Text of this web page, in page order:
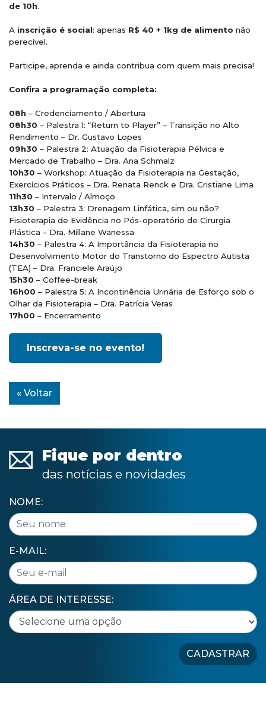
de 10h.
A inscrição é social: apenas R$ 40 + 1kg de alimento não
perecível.
Participe, aprenda e ainda contribua com quem mais precisa!
Confira a programação completa:
08h – Credenciamento / Abertura
08h30 – Palestra 1: “Return to Player” – Transição no Alto
Rendimento – Dr. Gustavo Lopes
09h30 – Palestra 2: Atuação da Fisioterapia Pélvica e
Mercado de Trabalho – Dra. Ana Schmalz
10h30 – Workshop: Atuação da Fisioterapia na Gestação,
Exercícios Práticos – Dra. Renata Renck e Dra. Cristiane Lima
11h30 – Intervalo / Almoço
13h30 – Palestra 3: Drenagem Linfática, sim ou não?
Fisioterapia de Evidência no Pós-operatório de Cirurgia
Plástica – Dra. Millane Wanessa
14h30 – Palestra 4: A Importância da Fisioterapia no
Desenvolvimento Motor do Transtorno do Espectro Autista
(TEA) – Dra. Franciele Araújo
15h30 – Coffee-break
16h00 – Palestra 5: A Incontinência Urinária de Esforço sob o
Olhar da Fisioterapia – Dra. Patrícia Veras
17h00 – Encerramento
Inscreva-se no evento!
« Voltar
Fique por dentro
das notícias e novidades
NOME:
E-MAIL:
ÁREA DE INTERESSE:
CADASTRAR